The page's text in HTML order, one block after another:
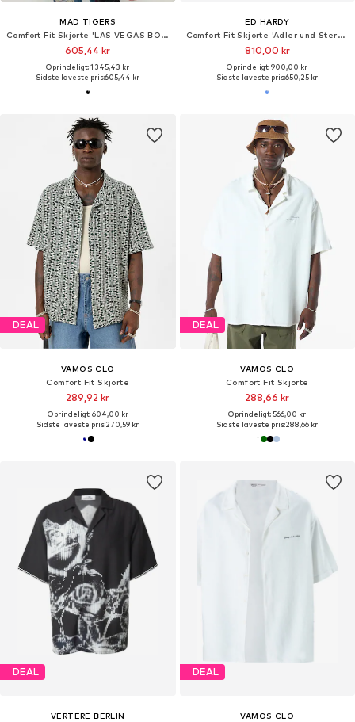
MAD TIGERS
Comfort Fit Skjorte 'LAS VEGAS BOWLING'
605,44 kr
Oprindeligt: 1.345,43 kr
Sidste laveste pris:605,44 kr
ED HARDY
Comfort Fit Skjorte 'Adler und Sterne'
810,00 kr
Oprindeligt: 900,00 kr
Sidste laveste pris:650,25 kr
DEAL
VAMOS CLO
Comfort Fit Skjorte
289,92 kr
Oprindeligt: 604,00 kr
Sidste laveste pris:270,59 kr
DEAL
VAMOS CLO
Comfort Fit Skjorte
288,66 kr
Oprindeligt: 566,00 kr
Sidste laveste pris:288,66 kr
DEAL
VERTERE BERLIN
DEAL
VAMOS CLO